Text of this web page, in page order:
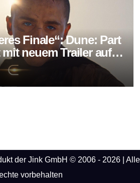
Finale“: Dune: Part
neuem Trailer auf
der Saga ein
der Jink GmbH © 2006 - 2026 | Alle
vorbehalten